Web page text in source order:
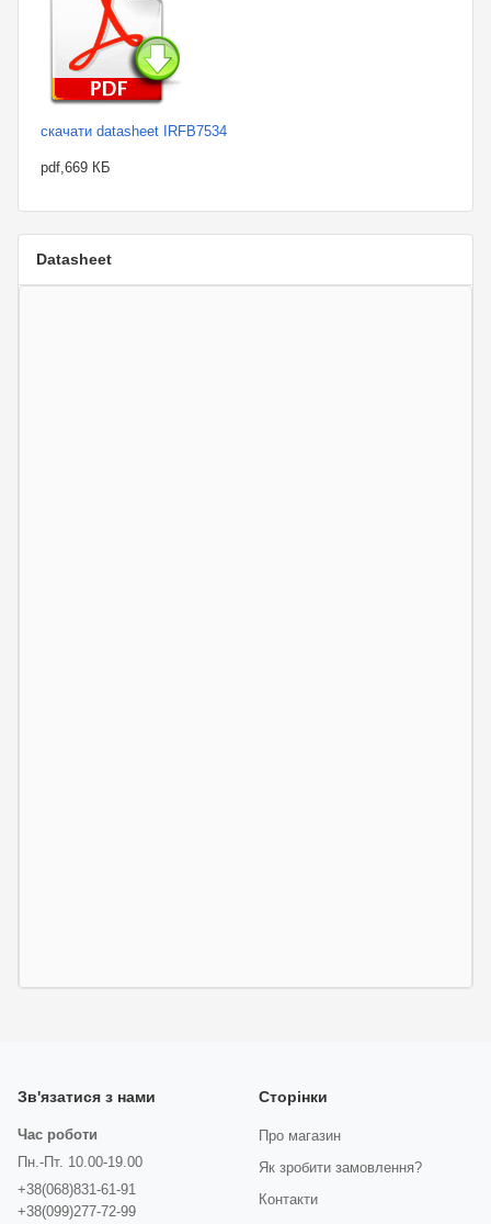
скачати datasheet IRFB7534
pdf,669 КБ
Datasheet
Зв'язатися з нами
Час роботи
Пн.-Пт. 10.00-19.00
+38(068)831-61-91
+38(099)277-72-99
Сторінки
Про магазин
Як зробити замовлення?
Контакти